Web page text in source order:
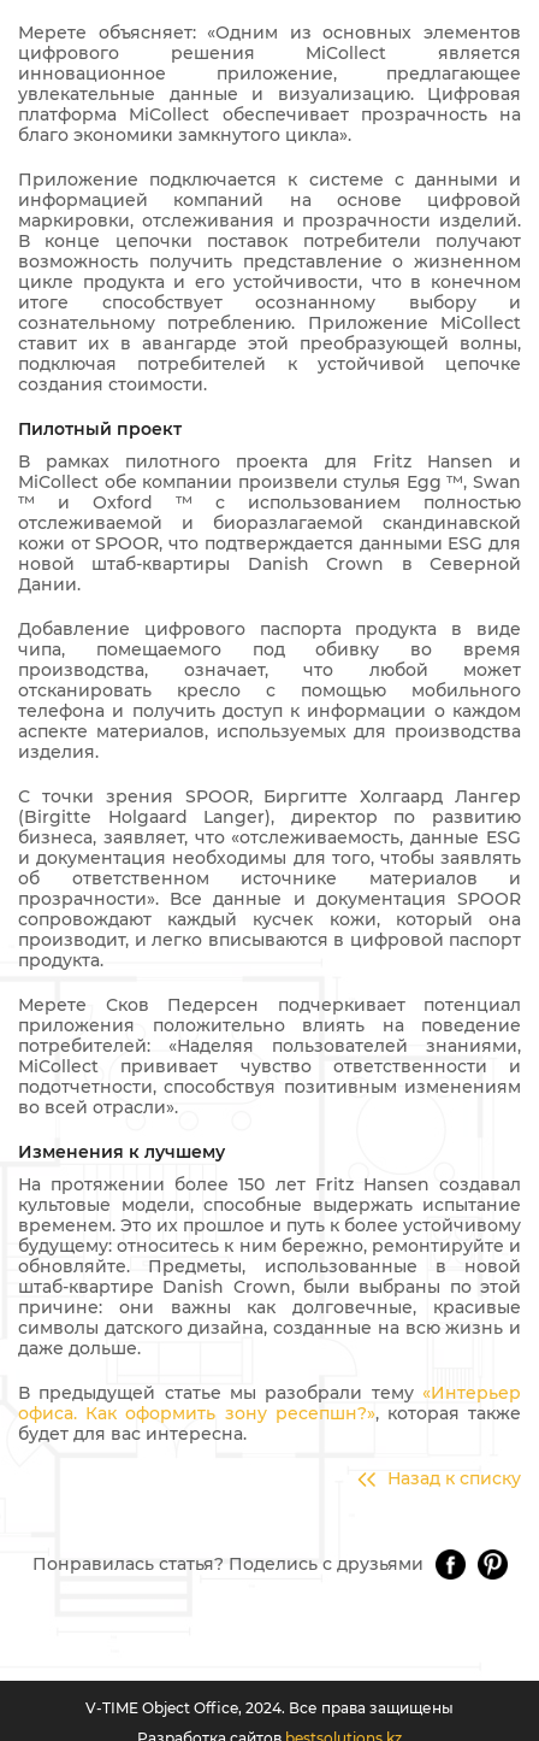
Мерете объясняет: «Одним из основных элементов
цифрового решения MiCollect является
инновационное приложение, предлагающее
увлекательные данные и визуализацию. Цифровая
платформа MiCollect обеспечивает прозрачность на
благо экономики замкнутого цикла».
Приложение подключается к системе с данными и
информацией компаний на основе цифровой
маркировки, отслеживания и прозрачности изделий.
В конце цепочки поставок потребители получают
возможность получить представление о жизненном
цикле продукта и его устойчивости, что в конечном
итоге способствует осознанному выбору и
сознательному потреблению. Приложение MiCollect
ставит их в авангарде этой преобразующей волны,
подключая потребителей к устойчивой цепочке
создания стоимости.
Пилотный проект
В рамках пилотного проекта для Fritz Hansen и
MiCollect обе компании произвели стулья Egg ™, Swan
™ и Oxford ™ с использованием полностью
отслеживаемой и биоразлагаемой скандинавской
кожи от SPOOR, что подтверждается данными ESG для
новой штаб-квартиры Danish Crown в Северной
Дании.
Добавление цифрового паспорта продукта в виде
чипа, помещаемого под обивку во время
производства, означает, что любой может
отсканировать кресло с помощью мобильного
телефона и получить доступ к информации о каждом
аспекте материалов, используемых для производства
изделия.
С точки зрения SPOOR, Биргитте Холгаард Лангер
(Birgitte Holgaard Langer), директор по развитию
бизнеса, заявляет, что «отслеживаемость, данные ESG
и документация необходимы для того, чтобы заявлять
об ответственном источнике материалов и
прозрачности». Все данные и документация SPOOR
сопровождают каждый кусчек кожи, который она
производит, и легко вписываются в цифровой паспорт
продукта.
Мерете Сков Педерсен подчеркивает потенциал
приложения положительно влиять на поведение
потребителей: «Наделяя пользователей знаниями,
MiCollect прививает чувство ответственности и
подотчетности, способствуя позитивным изменениям
во всей отрасли».
Изменения к лучшему
На протяжении более 150 лет Fritz Hansen создавал
культовые модели, способные выдержать испытание
временем. Это их прошлое и путь к более устойчивому
будущему: относитесь к ним бережно, ремонтируйте и
обновляйте. Предметы, использованные в новой
штаб-квартире Danish Crown, были выбраны по этой
причине: они важны как долговечные, красивые
символы датского дизайна, созданные на всю жизнь и
даже дольше.
В предыдущей статье мы разобрали тему «Интерьер
офиса. Как оформить зону ресепшн?», которая также
будет для вас интересна.
Назад к списку
Понравилась статья? Поделись с друзьями
V-TIME Object Office, 2024. Все права защищены